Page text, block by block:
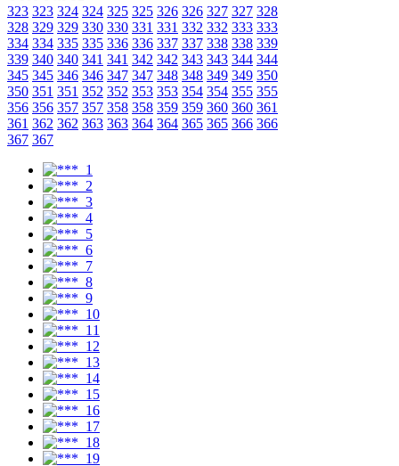
323 323 324 324 325 325 326 326 327 327 328
328 329 329 330 330 331 331 332 332 333 333
334 334 335 335 336 336 337 337 338 338 339
339 340 340 341 341 342 342 343 343 344 344
345 345 346 346 347 347 348 348 349 349 350
350 351 351 352 352 353 353 354 354 355 355
356 356 357 357 358 358 359 359 360 360 361
361 362 362 363 363 364 364 365 365 366 366
367 367